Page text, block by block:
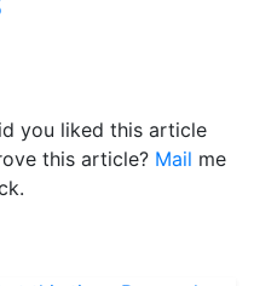
you liked this article
this article? Mail me